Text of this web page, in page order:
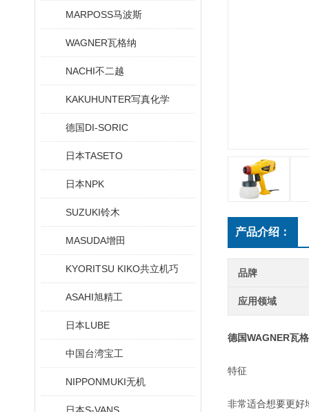
MARPOSS马波斯
WAGNER瓦格纳
NACHI不二越
KAKUHUNTER写真化学
德国DI-SORIC
日本TASETO
日本NPK
SUZUKI铃木
MASUDA增田
KYORITSU KIKO共立机巧
ASAHI旭精工
日本LUBE
中国台湾宝工
NIPPONMUKI无机
产品介绍：
品牌
应用领域
德国WAGNER瓦
特征
非常适合想要更好